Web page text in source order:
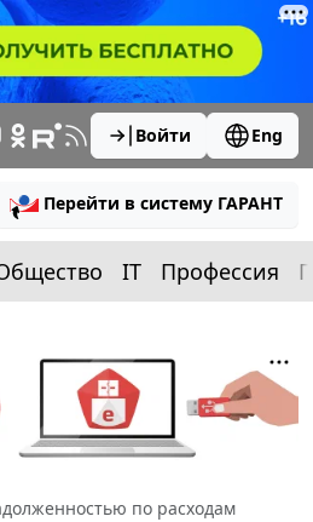
Войти Eng
Перейти в систему ГАРАНТ
IT Профессия
по расходам